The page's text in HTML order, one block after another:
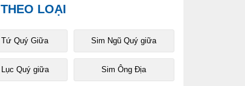
LOẠI
Quý Giữa Sim Ngũ Quý giữa
Quý giữa Sim Ông Địa